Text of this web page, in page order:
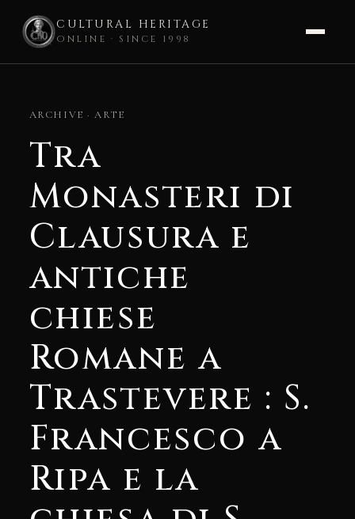
CULTURAL HERITAGE
ONLINE · SINCE 1998
contentARCHIVE · ARTE
Tra
Monasteri di
Clausura e
antiche
chiese
Romane a
Trastevere : S.
Francesco a
Ripa e la